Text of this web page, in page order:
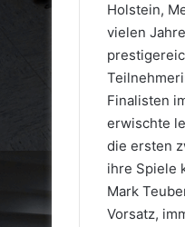
Holstein,
vielen
Finalisten
erwischte
die ersten
ihre Spiele
Mark
Vorsatz,